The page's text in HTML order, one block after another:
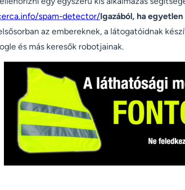
spam-detector/Igazából, ha
az embereknek, a látogatóidnak
és más keresők robotjainak.